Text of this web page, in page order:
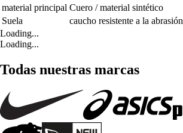
material principal Cuero / material sintético
Suela
caucho resistente a la abrasión
Loading...
Loading...
Todas nuestras marcas